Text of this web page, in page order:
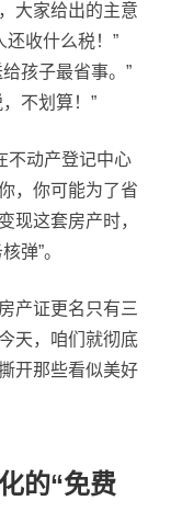
大家给出的主意
还收什么税！”
孩子最省事。”
不划算！”
不动产登记中心
，你可能为了省
现这套房产时，
弹”。
产证更名只有三
天，咱们就彻底
开那些看似美好
的“免费